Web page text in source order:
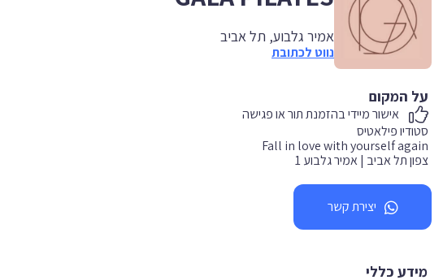
אמיר גלבוע, תל אביב
נווט לכתובת
על המקום
אישור מיידי בהזמנת תור או פגישה
צפון תל אביב | אמיר גלבוע 1
יצירת קשר
מידע כללי